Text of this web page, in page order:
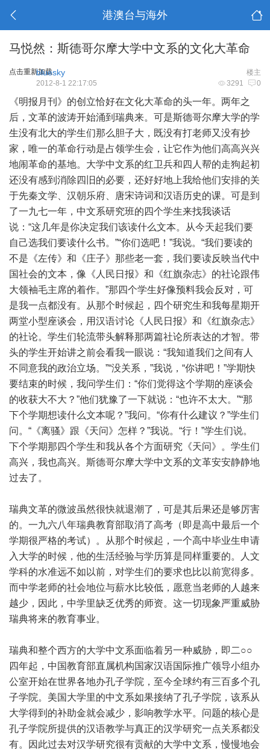
港澳台与海外
马悦然：斯德哥尔摩大学中文系的文化大革命
点击重新加载 楼主
bluesky
3291 0
2012-8-1 22:17:05
《明报月刊》的创立恰好在文化大革命的头一年。两年之
后，文革的波涛开始涌到瑞典来。可是斯德哥尔摩大学的学
生没有北大的学生们那么胆子大，既没有打老师又没有抄
家，唯一的革命行动是占领学生会，让它作为他们高高兴兴
地闹革命的基地。大学中文系的红卫兵和四人帮的走狗起初
还没有感到消除四旧的必要，还好好地上我给他们安排的关
于先秦文学、汉朝乐府、唐宋诗词和汉语历史的课。可是到
了一九七一年，中文系研究班的四个学生来找我谈话
说：“这几年是你决定我们该读什么文本。从今天起我们要
自己选我们要读什么书。”“你们选吧！”我说。“我们要读的
不是《左传》和《庄子》那些老一套，我们要读反映当代中
国社会的文本，像《人民日报》和《红旗杂志》的社论跟伟
大领袖毛主席的着作。”那四个学生好像预料我会反对，可
是我一点都没有。从那个时候起，四个研究生和我每星期开
两堂小型座谈会，用汉语讨论《人民日报》和《红旗杂志》
的社论。学生们轮流带头解释那两篇社论所表达的才智。带
头的学生开始讲之前会看我一眼说：“我知道我们之间有人
不同意我的政治立场。”“没关系，”我说，“你讲吧！”学期快
要结束的时候，我问学生们：“你们觉得这个学期的座谈会
的收获大不大？”他们犹豫了一下就说：“也许不太大。”“那
下个学期想读什么文本呢？”我问。“你有什么建议？”学生们
问。“《离骚》跟《天问》怎样？”我说。“行！”学生们说。
下个学期那四个学生和我从各个方面研究《天问》。学生们
高兴，我也高兴。斯德哥尔摩大学中文系的文革安安静静地
过去了。
瑞典文革的微波虽然很快就退潮了，可是其后果还是够厉害
的。一九六八年瑞典教育部取消了高考（即是高中最后一个
学期很严格的考试）。从那个时候起，一个高中毕业生申请
入大学的时候，他的生活经验与学历算是同样重要的。人文
学科的水准远不如以前，对学生们的要求也比以前宽得多。
而中学老师的社会地位与薪水比较低，愿意当老师的人越来
越少，因此，中学里缺乏优秀的师资。这一切现象严重威胁
瑞典将来的教育事业。
瑞典和整个西方的大学中文系面临着另一种威胁，即二○○
四年起，中国教育部直属机构国家汉语国际推广领导小组办
公室开始在世界各地办孔子学院，至今全球约有三百多个孔
子学院。美国大学里的中文系如果接纳了孔子学院，该系从
大学得到的补助金就会减少，影响教学水平。问题的核心是
孔子学院所提供的汉语教学与真正的汉学研究一点关系都没
有。因此过去对汉学研究很有贡献的大学中文系，慢慢地会